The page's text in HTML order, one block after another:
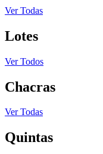
Ver Todas
Lotes
Ver Todos
Chacras
Ver Todas
Quintas